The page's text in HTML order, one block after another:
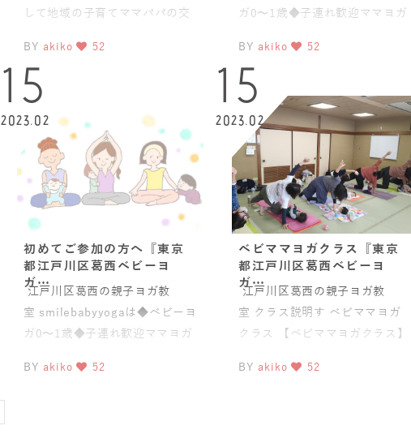
して地域の子育てママパパの交
BY akiko 52
ガ0〜1歳◆子連れ歓迎ママヨガ
BY akiko 52
15
2023.02
初めてご参加の方へ『東京
都江戸川区葛西ベビーヨ
ガ…
江戸川区葛西の親子ヨガ教
室 smilebabyyogaは◆ベビーヨ
ガ0〜1歳◆子連れ歓迎ママヨガ
BY akiko 52
15
2023.02
ベビママヨガクラス『東京
都江戸川区葛西ベビーヨ
ガ…
江戸川区葛西の親子ヨガ教
室 クラス説明す ベビママヨガ
クラス 【ベビママヨガクラス】
BY akiko 52